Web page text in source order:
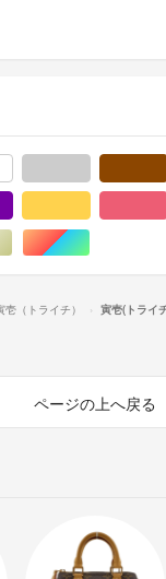
色系
ゴールド/金色系マルチカラー
壱（トライチ） 寅壱(トライ
ページの上へ戻る